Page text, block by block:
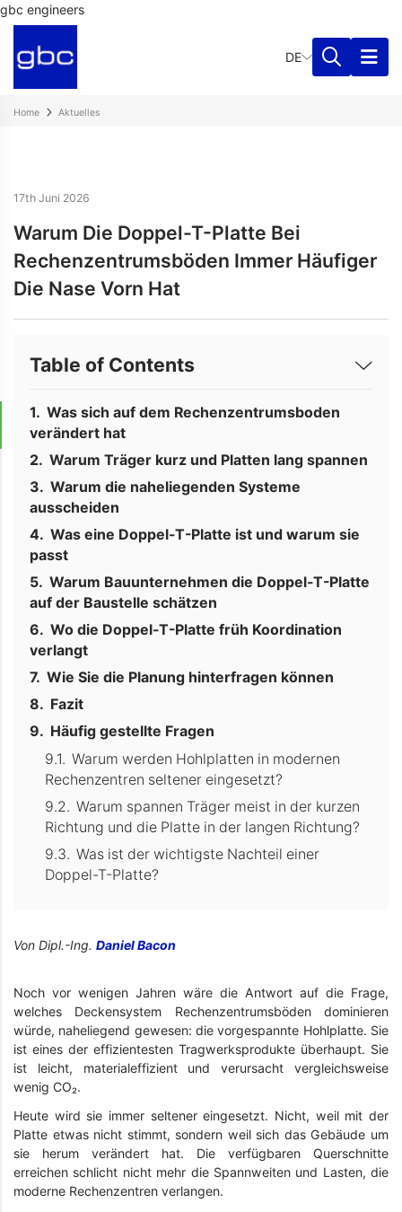
gbc engineers
DE
Home Aktuelles
17th Juni 2026
Warum Die Doppel-T-Platte Bei
Rechenzentrumsböden Immer Häufiger
Die Nase Vorn Hat
Table of Contents
Was sich auf dem Rechenzentrumsboden
verändert hat
Warum Träger kurz und Platten lang spannen
Warum die naheliegenden Systeme
ausscheiden
Was eine Doppel-T-Platte ist und warum sie
passt
Warum Bauunternehmen die Doppel-T-Platte
auf der Baustelle schätzen
Wo die Doppel-T-Platte früh Koordination
verlangt
Wie Sie die Planung hinterfragen können
Fazit
Häufig gestellte Fragen
Warum werden Hohlplatten in modernen
Rechenzentren seltener eingesetzt?
Warum spannen Träger meist in der kurzen
Richtung und die Platte in der langen Richtung?
Was ist der wichtigste Nachteil einer
Doppel-T-Platte?
Von Dipl.-Ing. Daniel Bacon
Noch vor wenigen Jahren wäre die Antwort auf die Frage,
welches Deckensystem Rechenzentrumsböden dominieren
würde, naheliegend gewesen: die vorgespannte Hohlplatte. Sie
ist eines der effizientesten Tragwerksprodukte überhaupt. Sie
ist leicht, materialeffizient und verursacht vergleichsweise
wenig CO₂.
Heute wird sie immer seltener eingesetzt. Nicht, weil mit der
Platte etwas nicht stimmt, sondern weil sich das Gebäude um
sie herum verändert hat. Die verfügbaren Querschnitte
erreichen schlicht nicht mehr die Spannweiten und Lasten, die
moderne Rechenzentren verlangen.